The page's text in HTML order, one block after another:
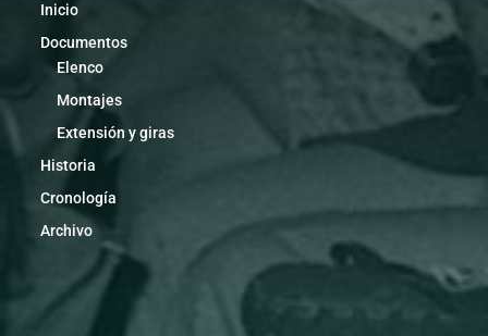
Inicio
Documentos
Elenco
Montajes
Extensión y giras
Historia
Cronología
Archivo